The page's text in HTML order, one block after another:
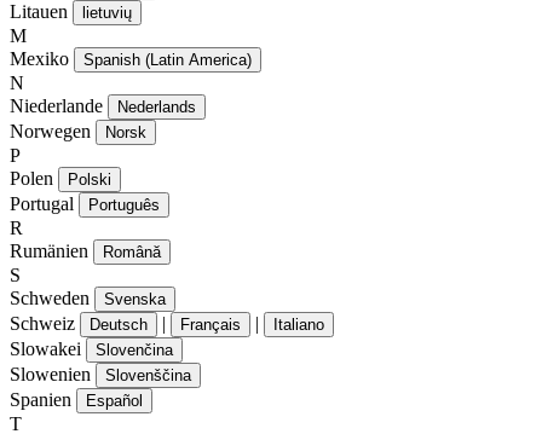
Litauen lietuvių
M
Mexiko
Spanish (Latin America)
N
Niederlande
Nederlands
Norwegen Norsk
P
Polen
Polski
Portugal Português
R
Rumänien
Română
S
Schweden
Svenska
Schweiz Deutsch | Français | Italiano
Slowakei Slovenčina
Slowenien Slovenščina
Spanien Español
T